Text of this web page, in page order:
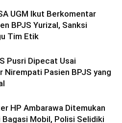
UGM Ikut Berkomentar
BPJS Yurizal, Sanksi
Tim Etik
Pusri Dipecat Usai
Nirempati Pasien BPJS yang
HP Ambarawa Ditemukan
Bagasi Mobil, Polisi Selidiki